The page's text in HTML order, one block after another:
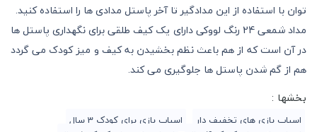
توان با استفاده از این مدادگیر تا آخر پاستل مدادی ها را استفاده کنید.
مداد شمعی 24 رنگ لووکی دارای یک کیف طلقی برای نگهداری پاستل ها
در آن است که از هم باعث نظم بخشیدن به کیف و میز کودک می گردد
هم از گم شدن پاستل ها جلوگیری می کند.
بخشها :
اسباب بازی های تخفیف دار
اسباب بازی برای کودک 3 سال